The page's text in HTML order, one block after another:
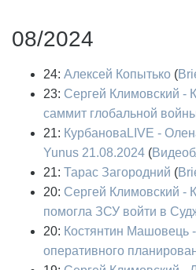
08/2024
24: Алексей Копытько (
23: Сергей Климовский -
саммит глобальной
21: КурбановаLIVE -
Yunus 21.08.2024 (
21: Тарас Загородний (
20: Сергей Климовский -
помогла ЗСУ войти в
20: Костянтин Машовець
оперативного